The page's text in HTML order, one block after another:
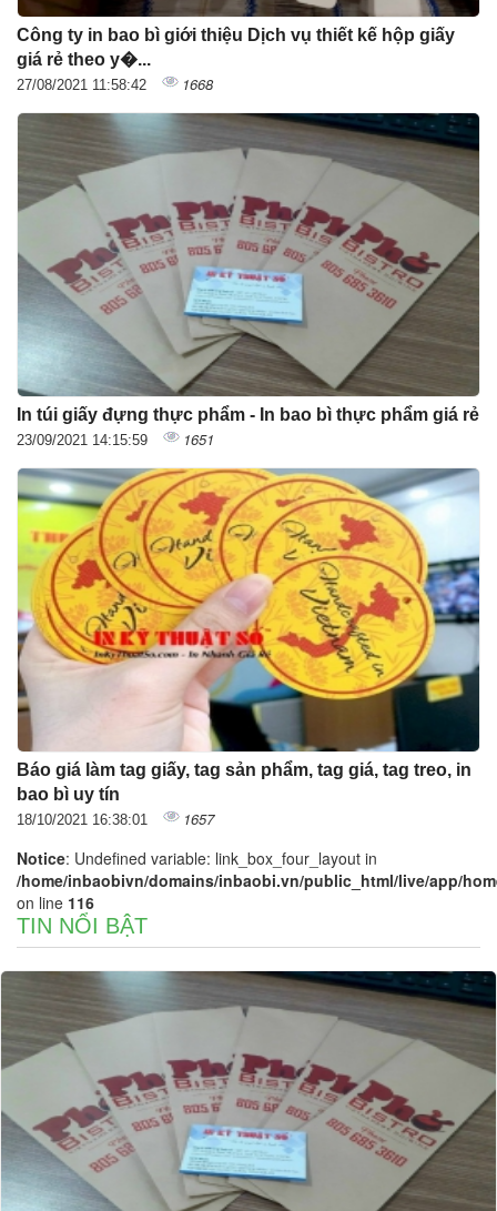
Công ty in bao bì giới thiệu Dịch vụ thiết kế hộp giấy
giá rẻ theo y�...
27/08/2021 11:58:42 1668
In túi giấy đựng thực phẩm - In bao bì thực phẩm giá rẻ
23/09/2021 14:15:59 1651
Báo giá làm tag giấy, tag sản phẩm, tag giá, tag treo, in
bao bì uy tín
18/10/2021 16:38:01 1657
Notice: Undefined variable: link_box_four_layout in
/home/inbaobivn/domains/inbaobi.vn/public_html/live/app/
on line 116
TIN NỔI BẬT